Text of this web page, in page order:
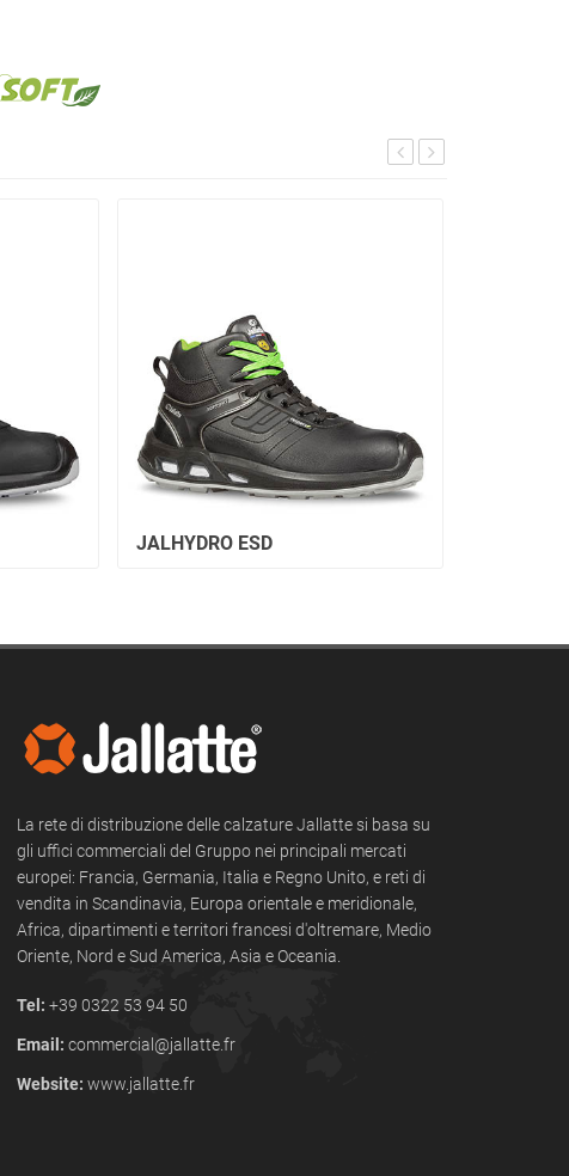
JALHYDRO ESD
La rete di distribuzione delle calzature Jallatte si basa su
gli uffici commerciali del Gruppo nei principali mercati
europei: Francia, Germania, Italia e Regno Unito, e reti di
vendita in Scandinavia, Europa orientale e meridionale,
Africa, dipartimenti e territori francesi d'oltremare, Medio
Oriente, Nord e Sud America, Asia e Oceania.
Tel: +39 0322 53 94 50
Email: commercial@jallatte.fr
Website: www.jallatte.fr